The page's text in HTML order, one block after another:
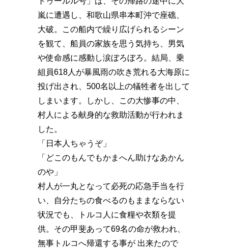
嵐に遭遇し、和歌山県串本町沖で座礁、
大破。この船内で繰り広げられるシーン
を観て、船員の家族を思う気持ち、男気
や使命感に感動し涙ぼろぼろ。結局、乗
組員618人が暴風雨の吹き荒れる大海原に
投げ出され、500名以上の犠牲者を出して
しまいます。しかし、この大惨事の中、
村人による献身的な救助活動が行われま
した。
「日本人ちゃうぞ️」
「どこのもんでもかまへん️助けなあかん
のや️」
村人が一丸となって必死の応急手当を行
い、自分たちの食べるのもままならない
状況でも、トルコ人に食糧や衣類を提
供。その甲斐あって69名の命が救われ、
無事トルコへ帰還する事が 出来たので